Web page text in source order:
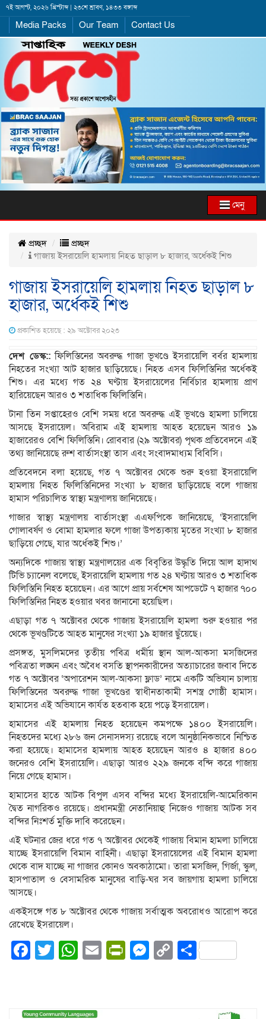
৭ই আগস্ট, ২০২৬ খ্রিস্টাব্দ | ২৩শে শ্রাবণ, ১৪৩৩ বঙ্গাব্দ
Media Packs Our Team Contact Us
মেনু
প্রচ্ছদ
প্রচ্ছদ
গাজায় ইসরায়েলি হামলায় নিহত ছাড়াল ৮ হাজার, অর্ধেকই শিশু
গাজায় ইসরায়েলি হামলায় নিহত ছাড়াল ৮
হাজার, অর্ধেকই শিশু
প্রকাশিত হয়েছে : ২৯ অক্টোবর ২০২৩
দেশ ডেস্ক:: ফিলিস্তিনের অবরুদ্ধ গাজা ভূখণ্ডে ইসরায়েলি বর্বর হামলায়
নিহতের সংখ্যা আট হাজার ছাড়িয়েছে। নিহত এসব ফিলিস্তিনির অর্ধেকই
শিশু। এর মধ্যে গত ২৪ ঘণ্টায় ইসরায়েলের নির্বিচার হামলায় প্রাণ
হারিয়েছেন আরও ৩ শতাধিক ফিলিস্তিনি।
টানা তিন সপ্তাহেরও বেশি সময় ধরে অবরুদ্ধ এই ভূখণ্ডে হামলা চালিয়ে
আসছে ইসরায়েল। অবিরাম এই হামলায় আহত হয়েছেন আরও ১৯
হাজারেরও বেশি ফিলিস্তিনি। রোববার (২৯ অক্টোবর) পৃথক প্রতিবেদনে এই
তথ্য জানিয়েছে রুশ বার্তাসংস্থা তাস এবং সংবাদমাধ্যম বিবিসি।
প্রতিবেদনে বলা হয়েছে, গত ৭ অক্টোবর থেকে শুরু হওয়া ইসরায়েলি
হামলায় নিহত ফিলিস্তিনিদের সংখ্যা ৮ হাজার ছাড়িয়েছে বলে গাজায়
হামাস পরিচালিত স্বাস্থ্য মন্ত্রণালয় জানিয়েছে।
গাজার স্বাস্থ্য মন্ত্রণালয় বার্তাসংস্থা এএফপিকে জানিয়েছে, ‘ইসরায়েলি
গোলাবর্ষণ ও বোমা হামলার ফলে গাজা উপত্যকায় মৃতের সংখ্যা ৮ হাজার
ছাড়িয়ে গেছে, যার অর্ধেকই শিশু।’
অন্যদিকে গাজায় স্বাস্থ্য মন্ত্রণালয়ের এক বিবৃতির উদ্ধৃতি দিয়ে আল হাদাথ
টিভি চ্যানেল বলেছে, ইসরায়েলি হামলায় গত ২৪ ঘণ্টায় আরও ৩ শতাধিক
ফিলিস্তিনি নিহত হয়েছেন। এর আগে প্রায় সর্বশেষ আপডেটে ৭ হাজার ৭০০
ফিলিস্তিনির নিহত হওয়ার খবর জানানো হয়েছিল।
এছাড়া গত ৭ অক্টোবর থেকে গাজায় ইসরায়েলি হামলা শুরু হওয়ার পর
থেকে ভূখণ্ডটিতে আহত মানুষের সংখ্যা ১৯ হাজার ছুঁয়েছে।
প্রসঙ্গত, মুসলিমদের তৃতীয় পবিত্র ধর্মীয় স্থান আল-আকসা মসজিদের
পবিত্রতা লঙ্ঘন এবং অবৈধ বসতি স্থাপনকারীদের অত্যাচারের জবাব দিতে
গত ৭ অক্টোবর ‘অপারেশন আল-আকসা ফ্লাড’ নামে একটি অভিযান চালায়
ফিলিস্তিনের অবরুদ্ধ গাজা ভূখণ্ডের স্বাধীনতাকামী সশস্ত্র গোষ্ঠী হামাস।
হামাসের এই অভিযানে কার্যত হতবাক হয়ে পড়ে ইসরায়েল।
হামাসের এই হামলায় নিহত হয়েছেন কমপক্ষে ১৪০০ ইসরায়েলি।
নিহতদের মধ্যে ২৮৬ জন সেনাসদস্য রয়েছে বলে আনুষ্ঠানিকভাবে নিশ্চিত
করা হয়েছে। হামাসের হামলায় আহত হয়েছেন আরও ৪ হাজার ৪০০
জনেরও বেশি ইসরায়েলি। এছাড়া আরও ২২৯ জনকে বন্দি করে গাজায়
নিয়ে গেছে হামাস।
হামাসের হাতে আটক বিপুল এসব বন্দির মধ্যে ইসরায়েলি-আমেরিকান
দ্বৈত নাগরিকও রয়েছে। প্রধানমন্ত্রী নেতানিয়াহু নিজেও গাজায় আটক সব
বন্দির নিঃশর্ত মুক্তি দাবি করেছেন।
এই ঘটনার জের ধরে গত ৭ অক্টোবর থেকেই গাজায় বিমান হামলা চালিয়ে
যাচ্ছে ইসরায়েলি বিমান বাহিনী। এছাড়া ইসরায়েলের এই বিমান হামলা
থেকে বাদ যাচ্ছে না গাজার কোনও অবকাঠামো। তারা মসজিদ, গির্জা, স্কুল,
হাসপাতাল ও বেসামরিক মানুষের বাড়ি-ঘর সব জায়গায় হামলা চালিয়ে
আসছে।
একইসঙ্গে গত ৮ অক্টোবর থেকে গাজায় সর্বাত্মক অবরোধও আরোপ করে
রেখেছে ইসরায়েল।
Facebook
Twitter
WhatsApp
EmailPrintFriendly
Messenger
CopyShare